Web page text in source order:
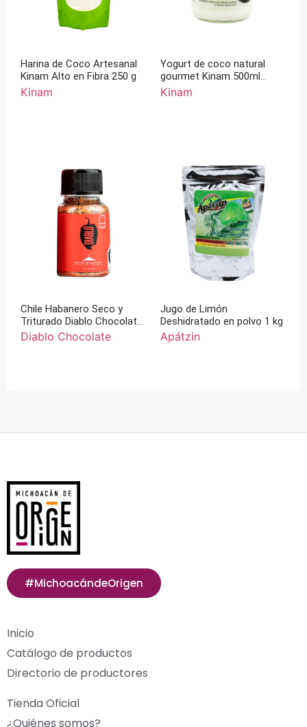
Harina de Coco Artesanal
Kinam Alto en Fibra 250 g
Kinam
Yogurt de coco natural
gourmet Kinam 500ml
frasco de cristal
Kinam
Chile Habanero Seco y
Triturado Diablo Chocolate
45 g
Diablo Chocolate
Jugo de Limón
Deshidratado en polvo 1 kg
Apátzin
#MichoacándeOrigen
Inicio
Catálogo de productos
Directorio de productores
Tienda Oficial
¿Quiénes somos?